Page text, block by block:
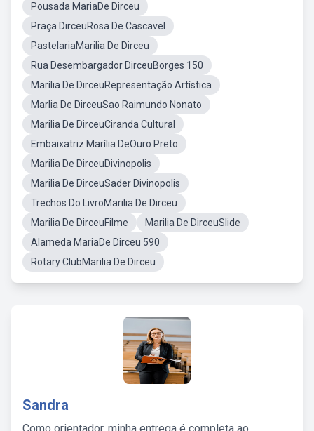
Pousada MariaDe Dirceu
Praça DirceuRosa De Cascavel
PastelariaMarilia De Dirceu
Rua Desembargador DirceuBorges 150
Marília De DirceuRepresentação Artística
Marlia De DirceuSao Raimundo Nonato
Marilia De DirceuCiranda Cultural
Embaixatriz Marília DeOuro Preto
Marilia De DirceuDivinopolis
Marilia De DirceuSader Divinopolis
Trechos Do LivroMarilia De Dirceu
Marilia De DirceuFilme
Marilia De DirceuSlide
Alameda MariaDe Dirceu 590
Rotary ClubMarilia De Dirceu
Sandra